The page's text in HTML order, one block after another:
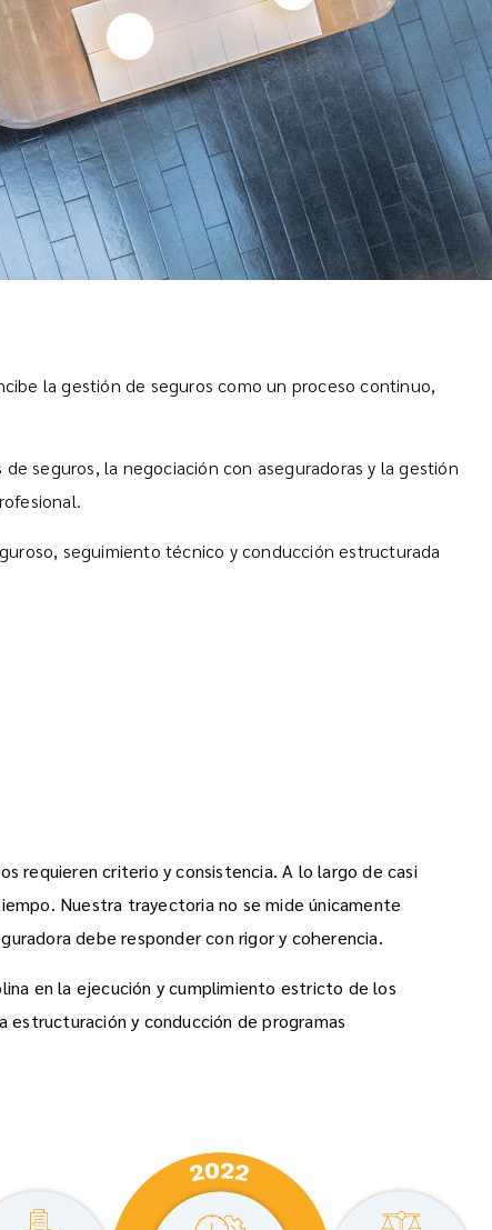
la gestión de seguros como un proceso continuo,
seguros, la negociación con aseguradoras y la gestión
seguimiento técnico y conducción estructurada
requieren criterio y consistencia. A lo largo de casi
Nuestra trayectoria no se mide únicamente
debe responder con rigor y coherencia.
en la ejecución y cumplimiento estricto de los
estructuración y conducción de programas